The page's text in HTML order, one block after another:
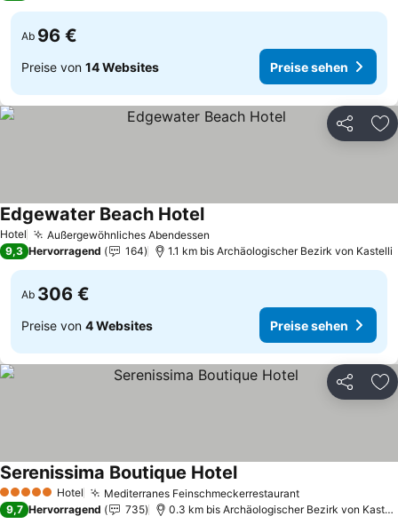
Ab 96 €
Preise von 14 Websites Preise sehen
Teilen
Hotel Außergewöhnliches Abendessen
Edgewater Beach HotelPreise sehen
9,3 Hervorragend 164 1.1 km bis Archäologischer Bezirk von Kastelli
Ab 306 €
Preise von 4 Websites Preise sehen
Teilen
5 Sterne Hotel Mediterranes FeinschmeckerrestaurantPreise sehen
Serenissima Boutique HotelPreise sehen
9,7 Hervorragend 735 0.3 km bis Archäologischer Bezirk von Kastelli